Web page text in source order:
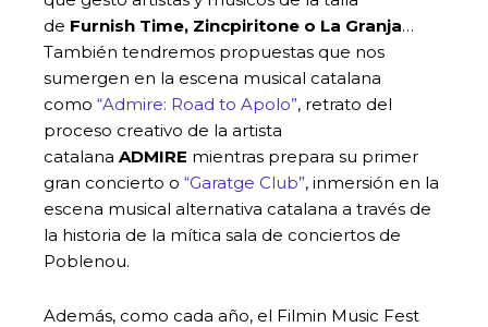
de Furnish Time, Zincpiritone o La Granja…
También tendremos propuestas que nos
sumergen en la escena musical catalana
como “Admire: Road to Apolo”, retrato del
proceso creativo de la artista
catalana ADMIRE mientras prepara su primer
gran concierto o “Garatge Club”, inmersión en la
escena musical alternativa catalana a través de
la historia de la mítica sala de conciertos de
Poblenou.
Además, como cada año, el Filmin Music Fest